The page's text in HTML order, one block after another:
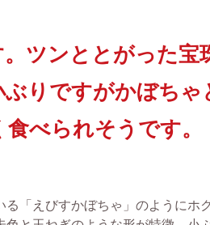
ツンととがった
りですがかぼち
べられそうです。
る「えびすかぼちゃ」のようにホ